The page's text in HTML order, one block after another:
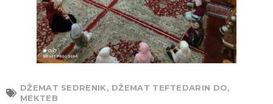
DŽEMAT SEDRENIK, DŽEMAT TEFTEDARIN DO,
MEKTEB